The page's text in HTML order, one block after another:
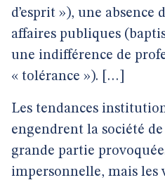
d’esprit »), une absence
affaires publiques
une indifférence de
« tolérance »). […]
Les tendances
engendrent la société
grande partie
impersonnelle, mais les